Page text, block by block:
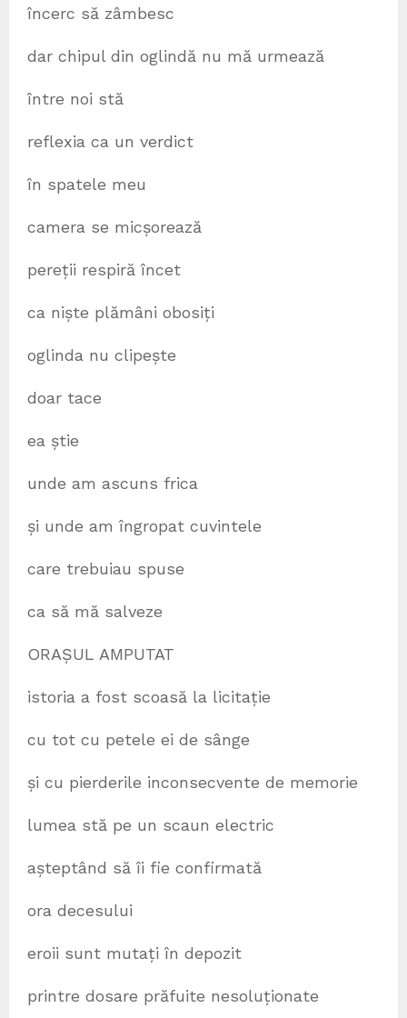
încerc să zâmbesc
dar chipul din oglindă nu mă urmează
între noi stă
reflexia ca un verdict
în spatele meu
camera se micșorează
pereții respiră încet
ca niște plămâni obosiți
oglinda nu clipește
doar tace
ea știe
unde am ascuns frica
și unde am îngropat cuvintele
care trebuiau spuse
ca să mă salveze
ORAȘUL AMPUTAT
istoria a fost scoasă la licitație
cu tot cu petele ei de sânge
și cu pierderile inconsecvente de memorie
lumea stă pe un scaun electric
așteptând să îi fie confirmată
ora decesului
eroii sunt mutați în depozit
printre dosare prăfuite nesoluționate